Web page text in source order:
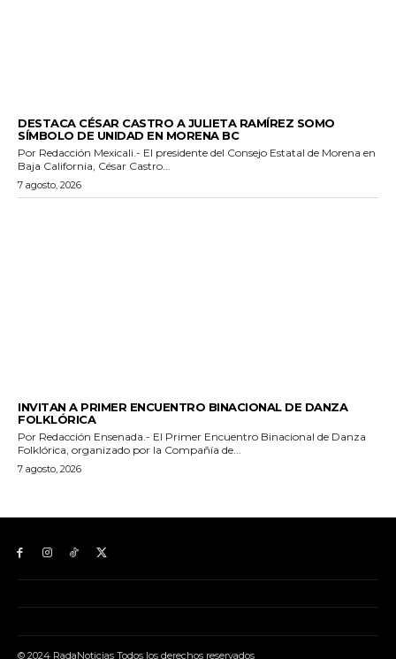
DESTACA CÉSAR CASTRO A JULIETA RAMÍREZ SOMO
SÍMBOLO DE UNIDAD EN MORENA BC
Por Redacción Mexicali.- El presidente del Consejo Estatal de Morena en
Baja California, César Castro...
7 agosto, 2026
INVITAN A PRIMER ENCUENTRO BINACIONAL DE DANZA
FOLKLÓRICA
Por Redacción Ensenada.- El Primer Encuentro Binacional de Danza
Folklórica, organizado por la Compañía de...
7 agosto, 2026
© 2024 RadaNoticias Todos los derechos reservados